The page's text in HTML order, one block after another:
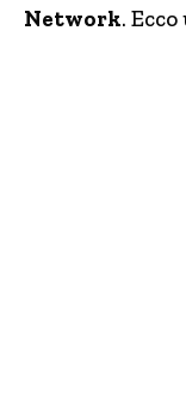
Network.